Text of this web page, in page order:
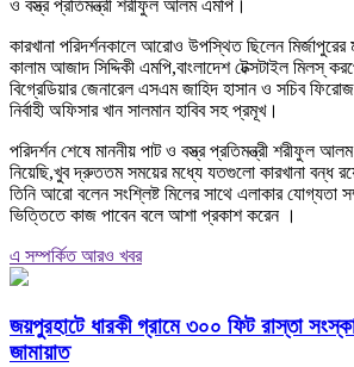
ও বস্ত্র প্রতিমন্ত্রী শরীফুল আলম এমপি।
কারখানা পরিদর্শনকালে আরোও উপস্থিত ছিলেন
কালাম আজাদ সিদ্দিকী এমপি,বাংলাদেশ টেক্সটাইল মিলস্
বিগ্রেডিয়ার জেনারেল এসএম জাহিদ হাসান ও সচিব
নির্বাহী অফিসার খান সালমান হাবিব সহ প্রমূখ।
পরিদর্শন শেষে মাননীয় পাট ও বস্ত্র প্রতিমন্ত্রী শরীফুল
নিয়েছি,খুব দ্রুততম সময়ের মধ্যে যতগুলো কারখানা বন্ধ
তিনি আরো বলেন সংশ্লিষ্ট মিলের সাথে এলাকার
ভিত্তিতে কাজ পাবেন বলে আশা প্রকাশ করেন ।
এ সম্পর্কিত আরও খবর
জয়পুরহাটে ধারকী গ্রামে ৩০০ ফিট রাস্তা
জামায়াত